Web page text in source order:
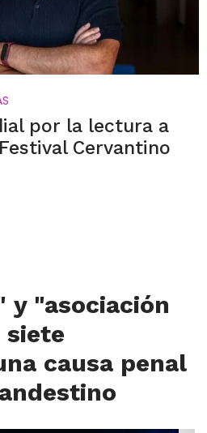
por la lectura a
Cervantino
y "asociación
causa penal